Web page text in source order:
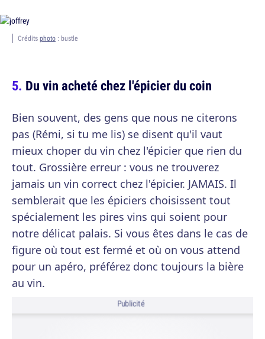
Crédits photo : bustle
Du vin acheté chez l'épicier du coin
Bien souvent, des gens que nous ne citerons
pas (Rémi, si tu me lis) se disent qu'il vaut
mieux choper du vin chez l'épicier que rien du
tout. Grossière erreur : vous ne trouverez
jamais un vin correct chez l'épicier. JAMAIS. Il
semblerait que les épiciers choisissent tout
spécialement les pires vins qui soient pour
notre délicat palais. Si vous êtes dans le cas de
figure où tout est fermé et où on vous attend
pour un apéro, préférez donc toujours la bière
au vin.
Publicité